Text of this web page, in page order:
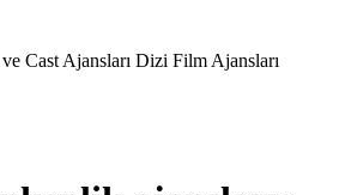
Cast Ajansları Dizi Film Ajansları